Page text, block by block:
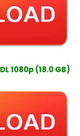
1080p (18.0 GB)